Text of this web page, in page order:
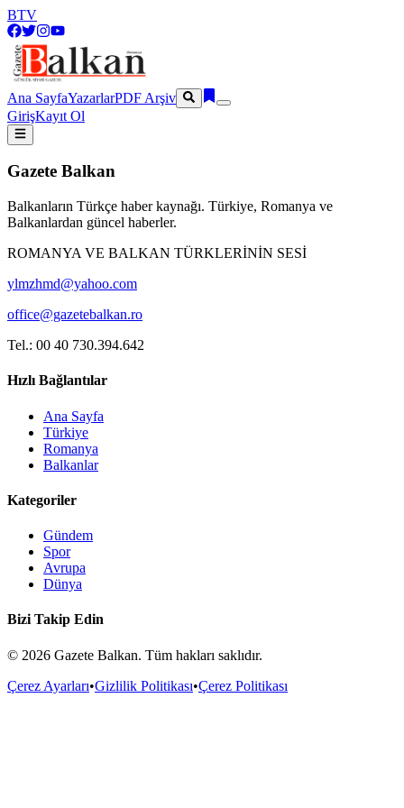
BTV
Ana SayfaYazarlarPDF Arşiv
GirişKayıt Ol
Gazete Balkan
Balkanların Türkçe haber kaynağı. Türkiye, Romanya ve
Balkanlardan güncel haberler.
ROMANYA VE BALKAN TÜRKLERİNİN SESİ
ylmzhmd@yahoo.com
office@gazetebalkan.ro
Tel.: 00 40 730.394.642
Hızlı Bağlantılar
Ana Sayfa
Türkiye
Romanya
Balkanlar
Kategoriler
Gündem
Spor
Avrupa
Dünya
Bizi Takip Edin
© 2026 Gazete Balkan. Tüm hakları saklıdır.
Çerez Ayarları•Gizlilik Politikası•Çerez Politikası